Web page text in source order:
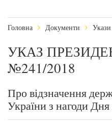
Головна Документи Укази
УКАЗ
№241/2018
Про відзначення
України з нагоди